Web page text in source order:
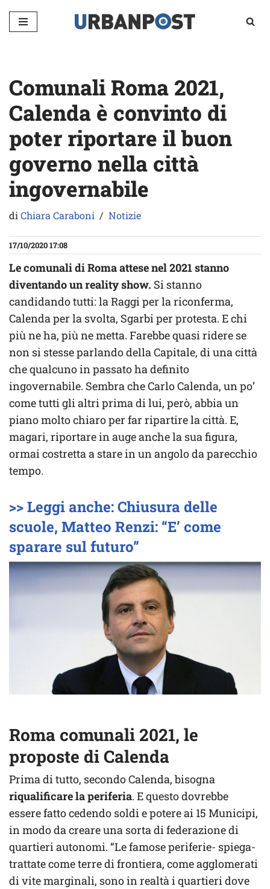
Vai
Comunali Roma 2021,
Calenda è convinto di
poter riportare il buon
governo nella città
ingovernabile
diChiara Caraboni Notizie
17/10/2020 17:08
Le comunali di Roma attese nel 2021 stanno
diventando un reality show. Si stanno
candidando tutti: la Raggi per la riconferma,
Calenda per la svolta, Sgarbi per protesta. E chi
più ne ha, più ne metta. Farebbe quasi ridere se
non si stesse parlando della Capitale, di una città
che qualcuno in passato ha definito
ingovernabile. Sembra che Carlo Calenda, un po’
come tutti gli altri prima di lui, però, abbia un
piano molto chiaro per far ripartire la città. E,
magari, riportare in auge anche la sua figura,
ormai costretta a stare in un angolo da parecchio
tempo.
>> Leggi anche: Chiusura delle
scuole, Matteo Renzi: “E’ come
sparare sul futuro”
Roma comunali 2021, le
proposte di Calenda
Prima di tutto, secondo Calenda, bisogna
riqualificare la periferia. E questo dovrebbe
essere fatto cedendo soldi e potere ai 15 Municipi,
in modo da creare una sorta di federazione di
quartieri autonomi. “Le famose periferie- spiega-
trattate come terre di frontiera, come agglomerati
di vite marginali, sono in realtà i quartieri dove